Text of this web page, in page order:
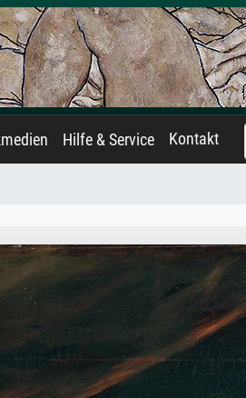
Hilfe & Service Kontakt